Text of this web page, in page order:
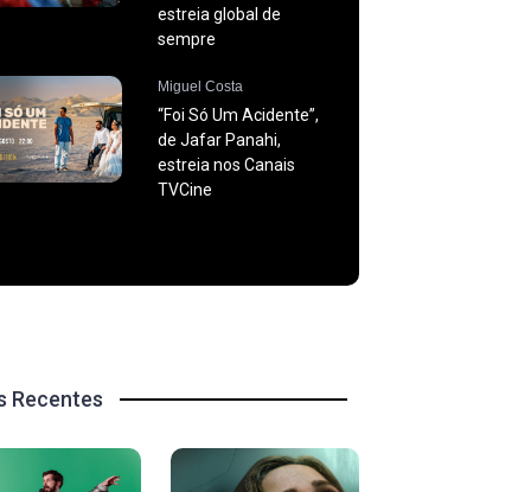
estreia global de
sempre
Miguel Costa
“Foi Só Um Acidente”,
de Jafar Panahi,
estreia nos Canais
TVCine
Recentes